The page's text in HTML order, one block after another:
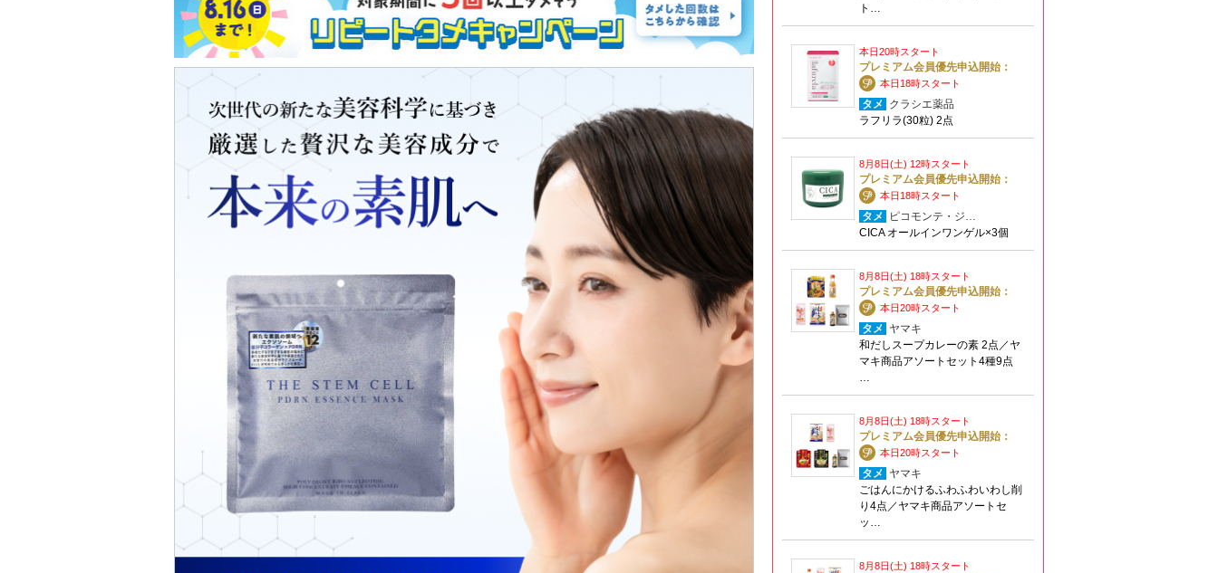
ト…
本日20時スタート
プレミアム会員優先申込開始：
本日18時スタート
タメ クラシエ薬品
ラフリラ(30粒) 2点
8月8日(土) 12時スタート
プレミアム会員優先申込開始：
本日18時スタート
タメ
ピコモンテ・ジ…
CICA オールインワンゲル×3個
8月8日(土) 18時スタート
プレミアム会員優先申込開始：
本日20時スタート
タメ ヤマキ
和だしスープカレーの素 2点／ヤ
マキ商品アソートセット4種9点
…
8月8日(土) 18時スタート
プレミアム会員優先申込開始：
本日20時スタート
タメ ヤマキ
ごはんにかけるふわふわいわし削
り4点／ヤマキ商品アソートセ
ッ…
8月8日(土) 18時スタート